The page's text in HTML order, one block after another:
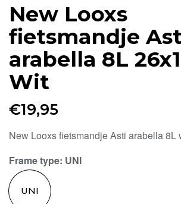
New Looxs
fietsmandje
arabella 8L
Wit
€19,95
New Looxs fietsmandje Asti arabella 8L
Frame type: UNI
UNI